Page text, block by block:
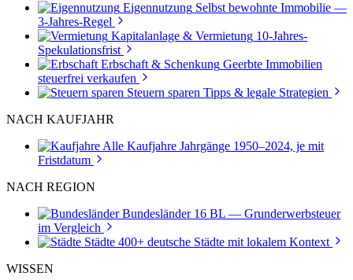
Eigennutzung Selbst bewohnte Immobilie —
3-Jahres-Regel
Kapitalanlage & Vermietung 10-Jahres-
Spekulationsfrist
Erbschaft & Schenkung Geerbte Immobilien
steuerfrei verkaufen
Steuern sparen Tipps & legale Strategien
NACH KAUFJAHR
Alle Kaufjahre Jahrgänge 1950–2024, je mit
Fristdatum
NACH REGION
Bundesländer 16 BL — Grunderwerbsteuer
im Vergleich
Städte 400+ deutsche Städte mit lokalem Kontext
WISSEN